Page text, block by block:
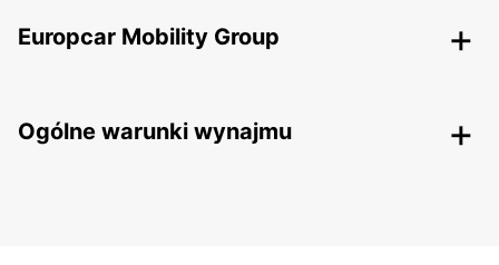
Europcar Mobility Group
Ogólne warunki wynajmu